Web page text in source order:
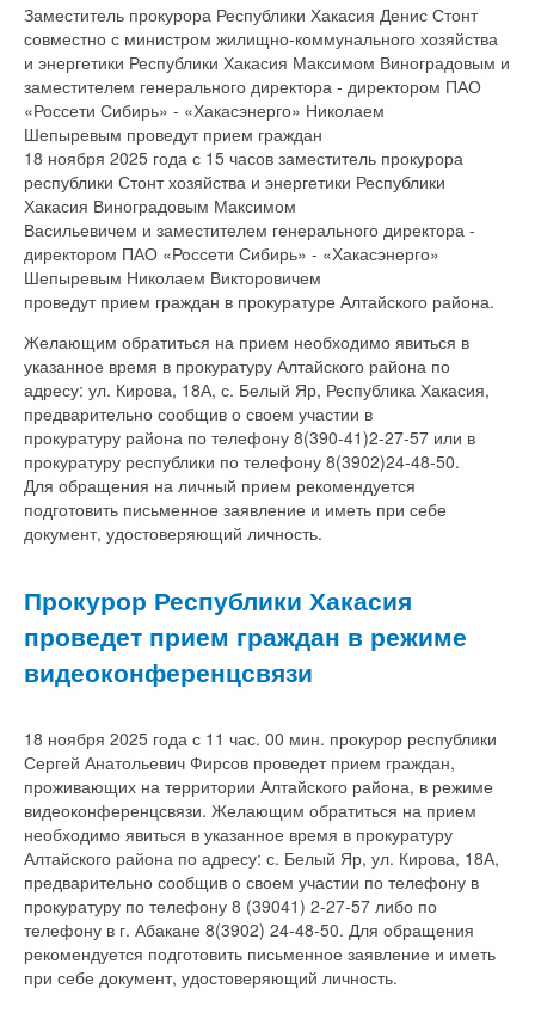
Заместитель прокурора Республики Хакасия Денис Стонт
совместно с министром жилищно-коммунального хозяйства
и энергетики Республики Хакасия Максимом Виноградовым и
заместителем генерального директора - директором ПАО
«Россети Сибирь» - «Хакасэнерго» Николаем
Шепыревым проведут прием граждан
18 ноября 2025 года с 15 часов заместитель прокурора
республики Стонт хозяйства и энергетики Республики
Хакасия Виноградовым Максимом
Васильевичем и заместителем генерального директора -
директором ПАО «Россети Сибирь» - «Хакасэнерго»
Шепыревым Николаем Викторовичем
проведут прием граждан в прокуратуре Алтайского района.
Желающим обратиться на прием необходимо явиться в
указанное время в прокуратуру Алтайского района по
адресу: ул. Кирова, 18А, с. Белый Яр, Республика Хакасия,
предварительно сообщив о своем участии в
прокуратуру района по телефону 8(390-41)2-27-57 или в
прокуратуру республики по телефону 8(3902)24-48-50.
Для обращения на личный прием рекомендуется
подготовить письменное заявление и иметь при себе
документ, удостоверяющий личность.
Прокурор Республики Хакасия
проведет прием граждан в режиме
видеоконференцсвязи
18 ноября 2025 года с 11 час. 00 мин. прокурор республики
Сергей Анатольевич Фирсов проведет прием граждан,
проживающих на территории Алтайского района, в режиме
видеоконференцсвязи. Желающим обратиться на прием
необходимо явиться в указанное время в прокуратуру
Алтайского района по адресу: с. Белый Яр, ул. Кирова, 18А,
предварительно сообщив о своем участии по телефону в
прокуратуру по телефону 8 (39041) 2-27-57 либо по
телефону в г. Абакане 8(3902) 24-48-50. Для обращения
рекомендуется подготовить письменное заявление и иметь
при себе документ, удостоверяющий личность.